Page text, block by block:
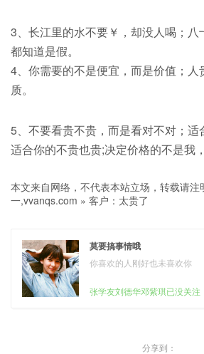
3、长江里的水不要￥，却没人喝；八
都知道是假。
4、你需要的不是便宜，而是价值；人
质。
5、不要看贵不贵，而是看对不对；适
适合你的不贵也贵;决定价格的不是我
本文来自网络，不代表本站立场，转载请注
一,vvanqs.com » 客户：太贵了
莫要搞事情哦
你喜欢的人刚好也未喜欢你
张学友刘德华邓紫琪已没关注
分享到：